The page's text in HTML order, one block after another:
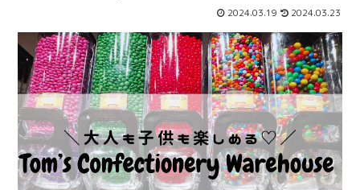
2024.03.19 2024.03.23